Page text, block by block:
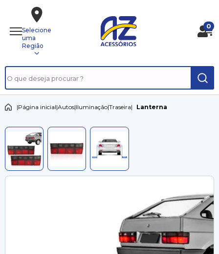
Selecione
uma
Região
0
|Página inicial|Autos|Iluminação|Traseira| Lanterna